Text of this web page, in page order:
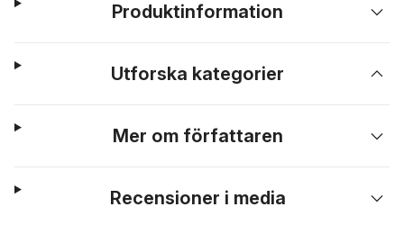
Produktinformation
Utforska kategorier
Mer om författaren
Recensioner i media